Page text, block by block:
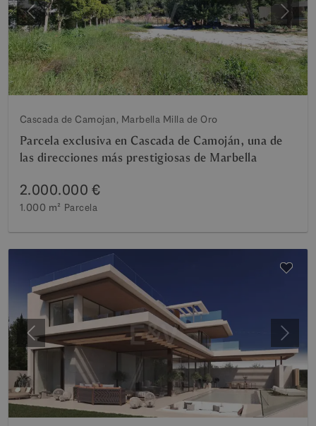
Anterior
Cascada de Camojan, Marbella Milla de Oro
Parcela exclusiva en Cascada de Camoján, una de
las direcciones más prestigiosas de Marbella
2.000.000 €
1.000 m² Parcela
Anterior